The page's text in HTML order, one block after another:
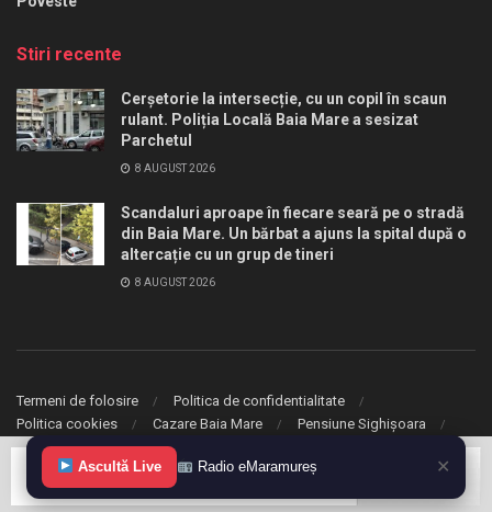
Stiri recente
Cerșetorie la intersecție, cu un copil în scaun
rulant. Poliția Locală Baia Mare a sesizat
Parchetul
8 AUGUST 2026
Scandaluri aproape în fiecare seară pe o stradă
din Baia Mare. Un bărbat a ajuns la spital după o
altercație cu un grup de tineri
8 AUGUST 2026
Termeni de folosire
Politica de confidentialitate
Politica cookies
Cazare Baia Mare Pensiune Sighișoara
© 2020 eMaramures. Toate drepturile rezervate.
Ascultă Live Radio eMaramureș ✕